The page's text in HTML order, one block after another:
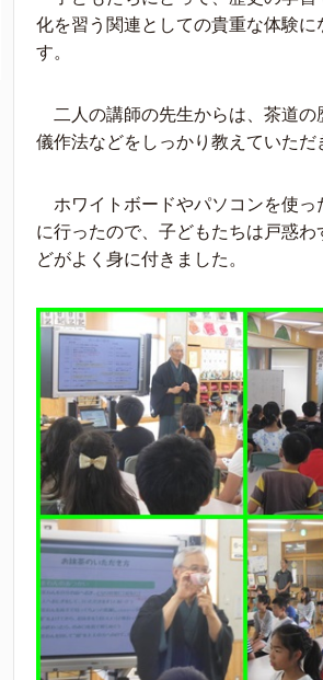
化を習う関連としての貴重な体験に
す。
二人の講師の先生からは、茶道の
儀作法などをしっかり教えていただ
ホワイトボードやパソコンを使っ
に行ったので、子どもたちは戸惑わ
どがよく身に付きました。